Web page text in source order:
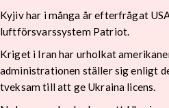
Kyjiv har i många år efterfrågat
luftförsvarssystem Patriot.
Kriget i Iran har urholkat
administrationen ställer sig enligt
tveksam till att ge Ukraina licens.